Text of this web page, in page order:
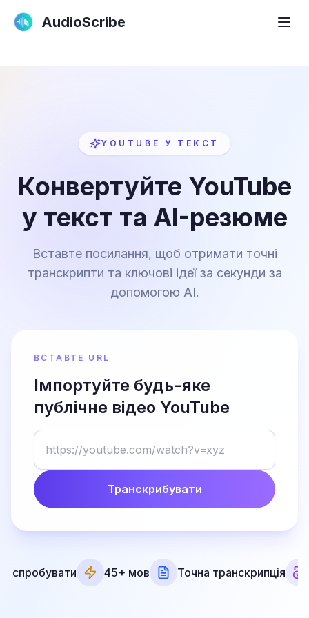
AudioScribe
YOUTUBE У ТЕКСТ
Конвертуйте YouTube
у текст та AI-резюме
Вставте посилання, щоб отримати точні
транскрипти та ключові ідеї за секунди за
допомогою AI.
ВСТАВТЕ URL
Імпортуйте будь-яке
публічне відео YouTube
Транскрибувати
спробувати 45+ мов Точна транскрипція